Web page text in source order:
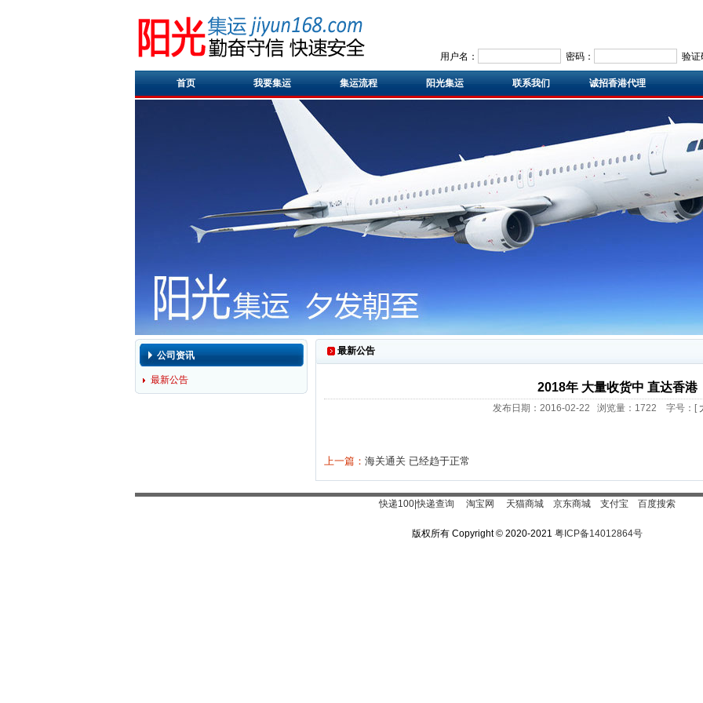
用户名： 密码： 验证
首页 我要集运 集运流程 阳光集运 联系我们 诚招香港代理
公司资讯
最新公告
最新公告
2018年 大量收货中 直达香港
发布日期：2016-02-22 浏览量： 1722 字号：[
上一篇： 海关通关 已经趋于正常
快递100|快递查询 淘宝网 天猫商城 京东商城 支付宝 百度搜索
版权所有 Copyright© 2020-2021 粤ICP备14012864号